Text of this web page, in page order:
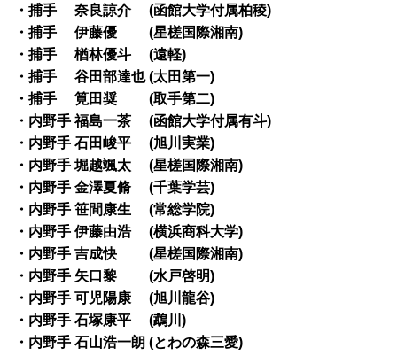
・捕手 奈良諒介 (函館大学付属柏稜)
・捕手 伊藤優 (星槎国際湘南)
・捕手 楢林優斗 (遠軽)
・捕手 谷田部達也 (太田第一)
・捕手 筧田奨 (取手第二)
・内野手 福島一茶 (函館大学付属有斗)
・内野手 石田峻平 (旭川実業)
・内野手 堀越颯太 (星槎国際湘南)
・内野手 金澤夏脩 (千葉学芸)
・内野手 笹間康生 (常総学院)
・内野手 伊藤由浩 (横浜商科大学)
・内野手 吉成快 (星槎国際湘南)
・内野手 矢口黎 (水戸啓明)
・内野手 可児陽康 (旭川龍谷)
・内野手 石塚康平 (鵡川)
・内野手 石山浩一朗 (とわの森三愛)